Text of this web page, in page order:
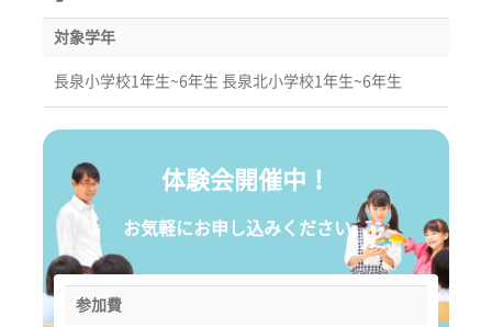
対象学年
長泉小学校1年生~6年生 長泉北小学校1年生~6年生
体験会開催中！
お気軽にお申し込みください。
参加費